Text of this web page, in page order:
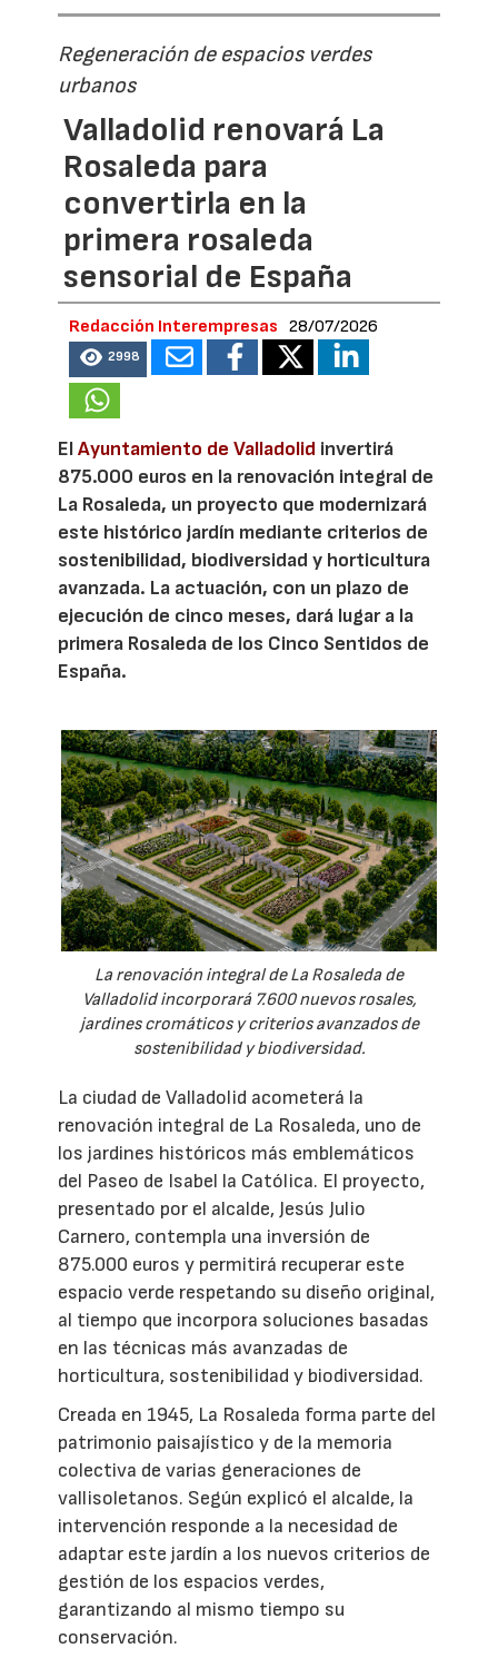
Regeneración de espacios verdes
urbanos
Valladolid renovará La
Rosaleda para
convertirla en la
primera rosaleda
sensorial de España
Redacción Interempresas 28/07/2026
2998
ElAyuntamiento de Valladolid invertirá
875.000 euros en la renovación integral de
La Rosaleda, un proyecto que modernizará
este histórico jardín mediante criterios de
sostenibilidad, biodiversidad y horticultura
avanzada. La actuación, con un plazo de
ejecución de cinco meses, dará lugar a la
primera Rosaleda de los Cinco Sentidos de
España.
La renovación integral de La Rosaleda de
Valladolid incorporará 7.600 nuevos rosales,
jardines cromáticos y criterios avanzados de
sostenibilidad y biodiversidad.
La ciudad de Valladolid acometerá la
renovación integral de La Rosaleda, uno de
los jardines históricos más emblemáticos
del Paseo de Isabel la Católica. El proyecto,
presentado por el alcalde, Jesús Julio
Carnero, contempla una inversión de
875.000 euros y permitirá recuperar este
espacio verde respetando su diseño original,
al tiempo que incorpora soluciones basadas
en las técnicas más avanzadas de
horticultura, sostenibilidad y biodiversidad.
Creada en 1945, La Rosaleda forma parte del
patrimonio paisajístico y de la memoria
colectiva de varias generaciones de
vallisoletanos. Según explicó el alcalde, la
intervención responde a la necesidad de
adaptar este jardín a los nuevos criterios de
gestión de los espacios verdes,
garantizando al mismo tiempo su
conservación.